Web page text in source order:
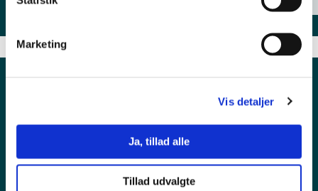
Marketing
Vis detaljer
Ja, tillad alle
Tillad udvalgte